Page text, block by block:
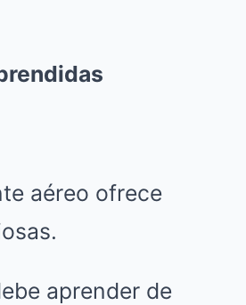
aéreo ofrece
aprender de